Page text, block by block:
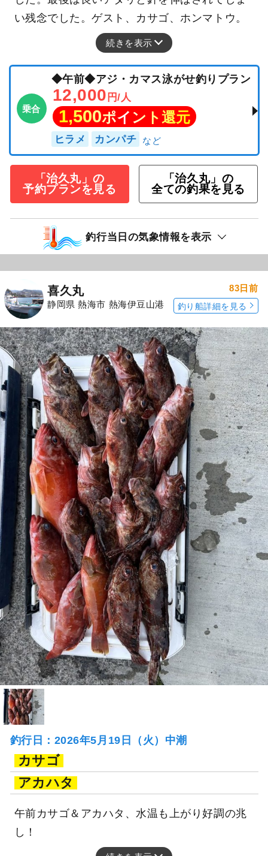
い残念でした。ゲスト、カサゴ、ホンマトウ。
続きを表示
乗合
◆午前◆アジ・カマス泳がせ釣りプラン
12,000 円/人
1,500ポイント還元
ヒラメ カンパチ
「治久丸」の
予約プランを見る
「治久丸」の
全ての釣果を見る
釣行当日の気象情報を表示
喜久丸
静岡県 熱海市 熱海伊豆山港
83日前
釣り船詳細を見る
釣行日：2026年5月19日（火）中潮
カサゴ
アカハタ
午前カサゴ＆アカハタ、水温も上がり好調の兆
し！